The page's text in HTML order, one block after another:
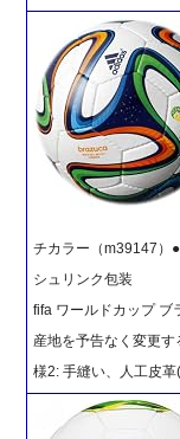
チカラー（m39147）
シュリンク包装 ・
fifa ワールドカップ ブ
産地を予告なく変更
様2: 手縫い、人工皮